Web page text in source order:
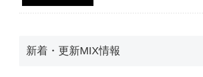
新着・更新MIX情報